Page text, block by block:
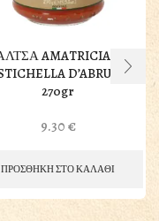
AMATRICIANA
D’ABRUZZO
270gr
9.30€
ΠΡΟΣΘΗΚΗ ΣΤΟ ΚΑΛΑΘΙ